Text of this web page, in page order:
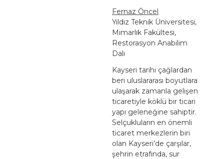
Fernaz Öncel
Yıldız Teknik Üniversitesi,
Mimarlık Fakültesi,
Restorasyon Anabilim
Dalı
Kayseri tarihi çağlardan
beri uluslararası boyutlara
ulaşarak zamanla gelişen
ticaretiyle köklü bir ticari
yapı geleneğine sahiptir.
Selçukluların en önemli
ticaret merkezlerin biri
olan Kayseri’de çarşılar,
şehrin etrafında, sur